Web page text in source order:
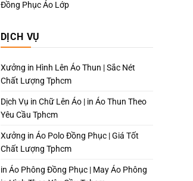
Đồng Phục Áo Lớp
DỊCH VỤ
Xưởng in Hình Lên Áo Thun | Sắc Nét
Chất Lượng Tphcm
Dịch Vụ in Chữ Lên Áo | in Áo Thun Theo
Yêu Cầu Tphcm
Xưởng in Áo Polo Đồng Phục | Giá Tốt
Chất Lượng Tphcm
in Áo Phông Đồng Phục | May Áo Phông